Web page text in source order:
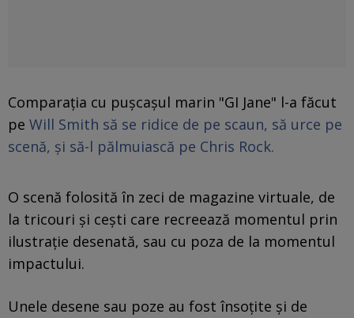
Comparaţia cu puşcaşul marin "GI Jane" l-a făcut
pe Will Smith să se ridice de pe scaun, să urce pe
scenă, şi să-l pălmuiască pe Chris Rock.
O scenă folosită în zeci de magazine virtuale, de
la tricouri şi ceşti care recreează momentul prin
ilustraţie desenată, sau cu poza de la momentul
impactului.
Unele desene sau poze au fost însoţite şi de